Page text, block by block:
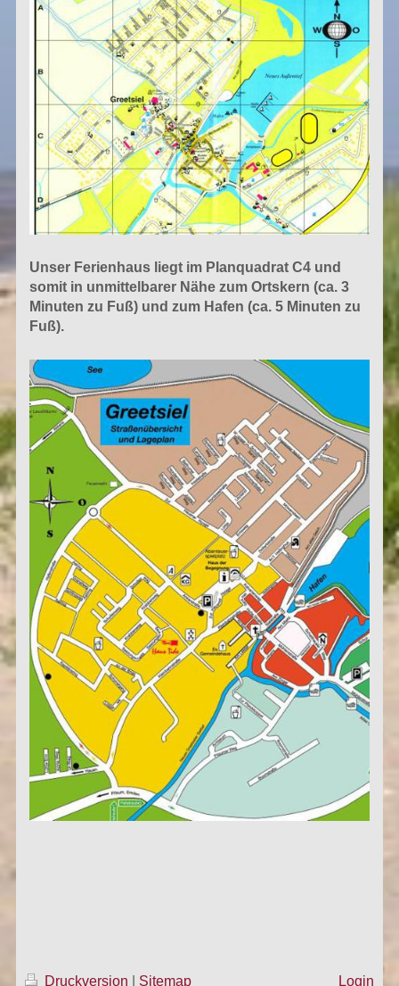
Unser Ferienhaus liegt im Planquadrat C4 und
somit in unmittelbarer Nähe zum Ortskern (ca. 3
Minuten zu Fuß) und zum Hafen (ca. 5 Minuten zu
Fuß).
Druckversion Sitemap Login